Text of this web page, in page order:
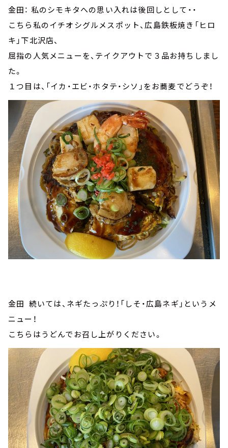
金田： 私のシモキタへの思い入れは後回しとして・・
こちら私のイチオシグルメスポット、広島鉄板焼き「ヒロ
キ」下北沢店、
屈指の人気メニューを、テイクアウトで３品お持ちしまし
た。
１つ目は、「イカ・エビ・ホタテ・シソ」をお蕎麦でどうぞ！
金田 続いては、ネギたっぷり！「しそ・広島ネギ」というメ
ニュー！
こちらはうどんでお召し上がりください。